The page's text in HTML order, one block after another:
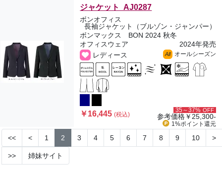
ジャケット AJ0287
ボンオフィス
長袖ジャケット（ブルゾン・ジャンパー）
ボンマックス BON 2024 秋冬
オフィスウェア
2024年発売
レディース
All オールシーズン
￥16,445(税込)
35～37% OFF
参考価格￥25,300-
1%ポイント 還元
<< < 1 2 3 4 5 6 7 8 9 10 >
>> 姉妹サイト